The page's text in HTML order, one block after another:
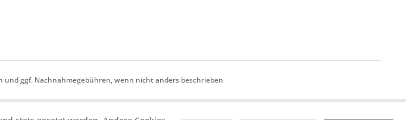
und ggf. Nachnahmegebühren, wenn nicht anders beschrieben